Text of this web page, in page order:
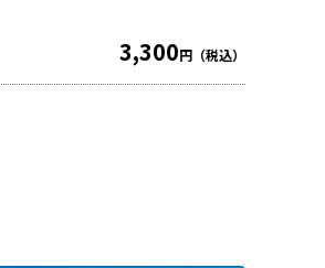
3,300円（税込）